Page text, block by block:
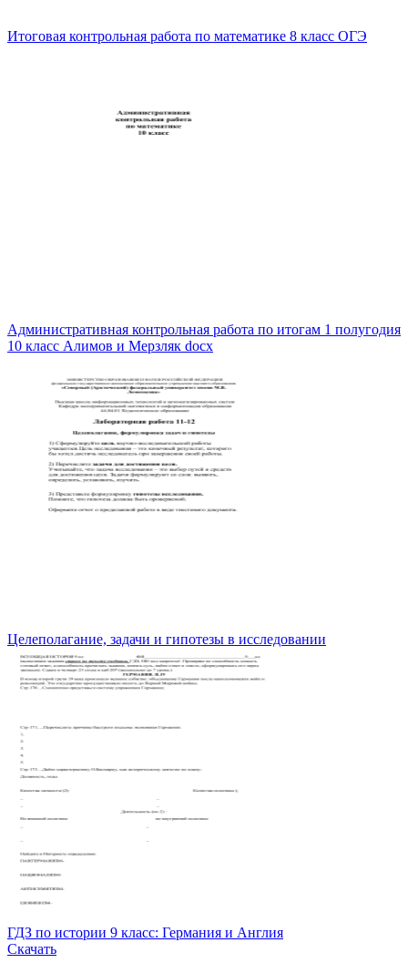
Итоговая контрольная работа по математике 8 класс ОГЭ
Административная контрольная работа по итогам 1 полугодия
10 класс Алимов и Мерзляк docx
Целеполагание, задачи и гипотезы в исследовании
ГДЗ по истории 9 класс: Германия и Англия
Скачать